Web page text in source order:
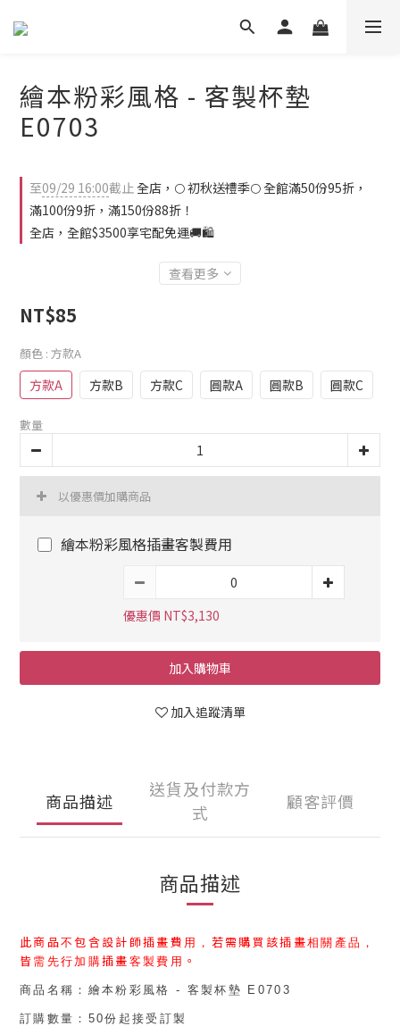
繪本粉彩風格 - 客製杯墊
E0703
至09/29 16:00截止全店，🌕 初秋送禮季🌕 全館滿50份95折，
滿100份9折，滿150份88折！
全店，全館$3500享宅配免運🚚🛍️
查看更多
NT$85
顏色 : 方款A
方款A 方款B 方款C 圓款A 圓款B 圓款C
數量
以優惠價加購商品
繪本粉彩風格插畫客製費用
優惠價 NT$3,130
加入購物車
加入追蹤清單
商品描述
送貨及付款方
式
顧客評價
商品描述
此商品不包含設計師插畫費用， 若需購買 該插畫相關產品，
皆需先行加購插畫客製費用 。
商品名稱： 繪本粉彩風格 - 客製杯墊 E0703
訂購數量：50份起接受訂製